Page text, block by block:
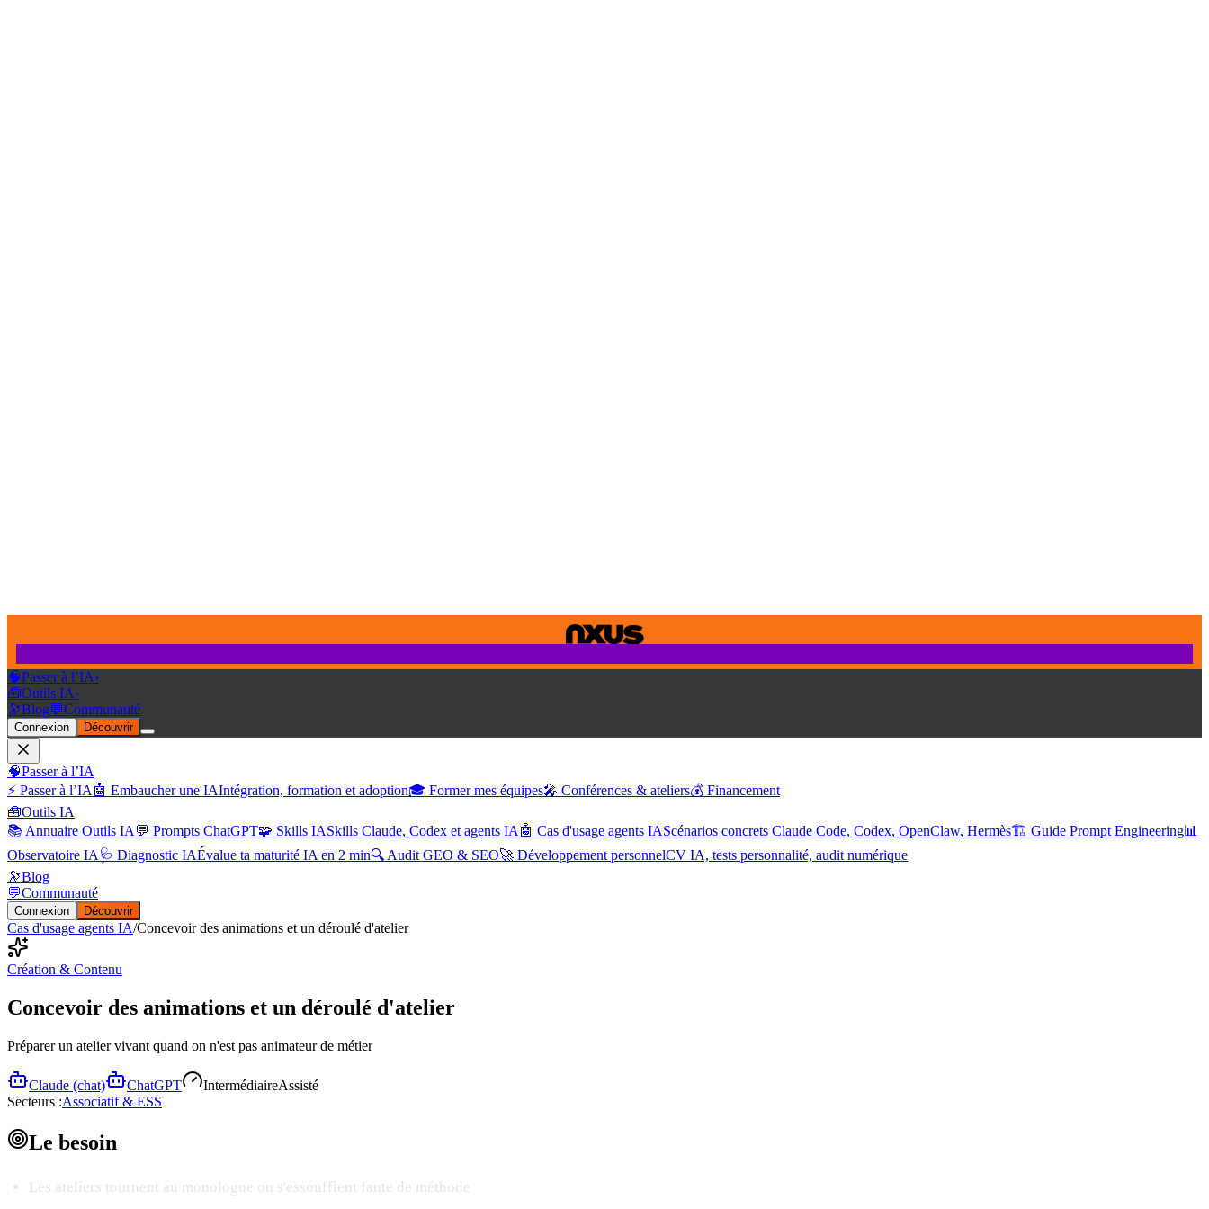
🧠Passer à l’IA›
🧰Outils IA›
🔭Blog💬Communauté
Connexion Découvrir
🧠Passer à l’IA
⚡ Passer à l’IA 🤖 Embaucher une IAIntégration, formation et adoption🎓 Former mes équipes🎤 Conférences & ateliers💰 Financement
🧰Outils IA
📚 Annuaire Outils IA 💬 Prompts ChatGPT🧩 Skills IASkills Claude, Codex et agents IA 🤖 Cas d'usage agents IAScénarios concrets Claude Code, Codex, OpenClaw, Hermès🏗️ Guide Prompt Engineering📊
Observatoire IA 🩺 Diagnostic IAÉvalue ta maturité IA en 2 min🔍 Audit GEO & SEO🚀 Développement personnelCV IA, tests personnalité, audit numérique
🔭Blog
💬Communauté
Connexion Découvrir
Cas d'usage agents IA/Concevoir des animations et un déroulé d'atelier
Création & Contenu
Concevoir des animations et un déroulé d'atelier
Préparer un atelier vivant quand on n'est pas animateur de métier
Claude (chat) ChatGPT IntermédiaireAssisté
Secteurs :Associatif & ESS
Le besoin
Les ateliers tournent au monologue ou s'essoufflent faute de méthode